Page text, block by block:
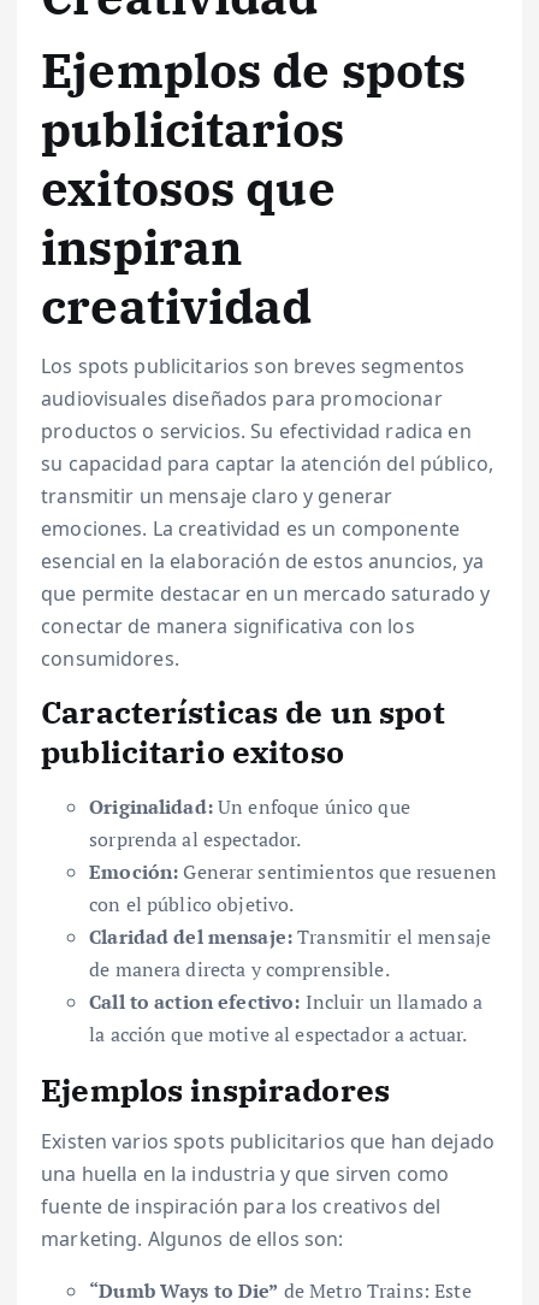
Ejemplos de spots
publicitarios
exitosos que
inspiran
creatividad
Los spots publicitarios son breves segmentos
audiovisuales diseñados para promocionar
productos o servicios. Su efectividad radica en
su capacidad para captar la atención del público,
transmitir un mensaje claro y generar
emociones. La creatividad es un componente
esencial en la elaboración de estos anuncios, ya
que permite destacar en un mercado saturado y
conectar de manera significativa con los
consumidores.
Características de un spot
publicitario exitoso
Originalidad:Un enfoque único que
sorprenda al espectador.
Emoción: Generar sentimientos que resuenen
con el público objetivo.
Claridad del mensaje:Transmitir el mensaje
de manera directa y comprensible.
Call to action efectivo: Incluir un llamado a
la acción que motive al espectador a actuar.
Ejemplos inspiradores
Existen varios spots publicitarios que han dejado
una huella en la industria y que sirven como
fuente de inspiración para los creativos del
marketing. Algunos de ellos son:
“Dumb Ways to Die” de Metro Trains: Este